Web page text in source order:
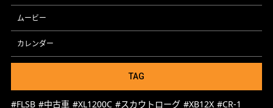
ムービー
カレンダー
TAG
#FLSB #中古車 #XL1200C #スカウトローグ #XB12X #CR-1